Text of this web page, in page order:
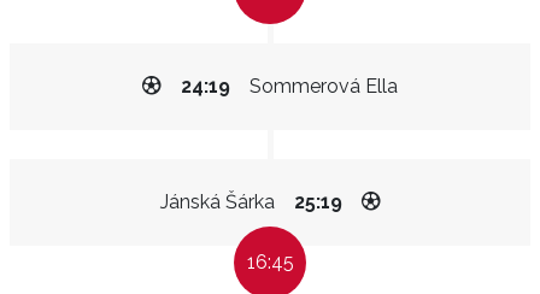
Sommerová Ella
24:19
Jánská Šárka 25:19
16:45